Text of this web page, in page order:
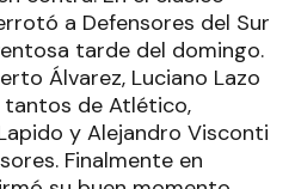
a Defensores del Sur
tarde del domingo.
Álvarez, Luciano Lazo
tantos de Atlético,
y Alejandro Visconti
Finalmente en